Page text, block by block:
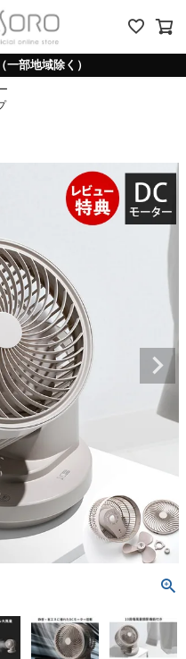
部地域除く）